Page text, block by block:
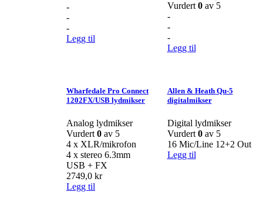
-
-
-
Legg til
Vurdert 0av 5
-
-
-
Legg til
Wharfedale Pro Connect
1202FX/USB lydmikser
Analog lydmikser
Vurdert 0 av 5
4 x XLR/mikrofon
4 x stereo 6.3mm
USB + FX
2749,0 kr
Legg til
Allen & Heath Qu-5
digitalmikser
Digital lydmikser
Vurdert 0av 5
16 Mic/Line 12+2 Out
Legg til